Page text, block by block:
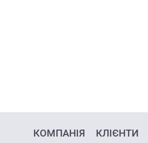
КОМПАНІЯ КЛІЄНТИ